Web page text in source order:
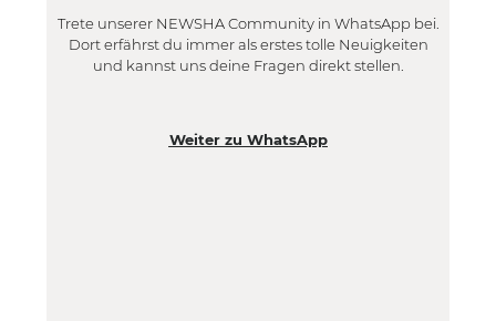
Trete unserer NEWSHA Community in WhatsApp bei.
Dort erfährst du immer als erstes tolle Neuigkeiten
und kannst uns deine Fragen direkt stellen.
Weiter zu WhatsApp